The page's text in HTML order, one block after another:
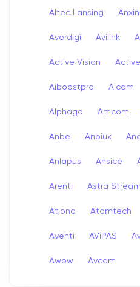
Altec Lansing
Averdigi Avilink
Active Vision
Aiboostpro Aicam
Alphago Amcom
Anbe Anbiux
Anlapus Ansice
Arenti Astra
Atlona Atomtech
Aventi AViPAS
Awow Avcam